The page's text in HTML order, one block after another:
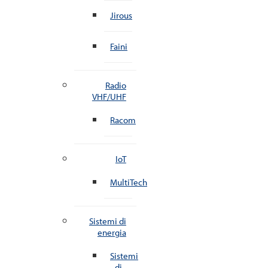
Jirous
Faini
Radio
VHF/UHF
Racom
IoT
MultiTech
Sistemi di
energia
Sistemi